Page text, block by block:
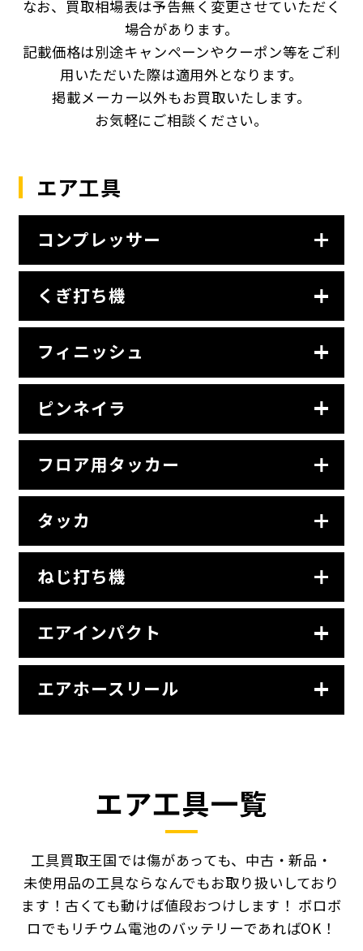
なお、買取相場表は予告無く変更させていただく
場合があります。
記載価格は別途キャンペーンやクーポン等をご利
用いただいた際は適用外となります。
掲載メーカー以外もお買取いたします。
お気軽にご相談ください。
エア工具
コンプレッサー
くぎ打ち機
フィニッシュ
ピンネイラ
フロア用タッカー
タッカ
ねじ打ち機
エアインパクト
エアホースリール
エア工具一覧
工具買取王国では傷があっても、中古・新品・
未使用品の工具ならなんでもお取り扱いしており
ます！古くても動けば値段おつけします！ ボロボ
ロでもリチウム電池のバッテリーであればOK！